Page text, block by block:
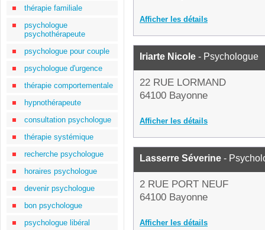
thérapie familiale
psychologue
psychothérapeute
psychologue pour couple
psychologue d'urgence
thérapie comportementale
hypnothérapeute
consultation psychologue
thérapie systémique
recherche psychologue
horaires psychologue
devenir psychologue
bon psychologue
psychologue libéral
Afficher les détails
Iriarte Nicole - Psychologue
22 RUE LORMAND
64100 Bayonne
Afficher les détails
Lasserre Séverine -
2 RUE PORT NEUF
64100 Bayonne
Afficher les détails